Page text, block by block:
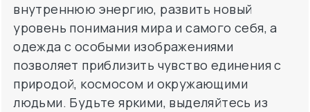
внутреннюю энергию, развить новый
уровень понимания мира и самого себя, а
одежда с особыми изображениями
позволяет приблизить чувство единения с
природой, космосом и окружающими
людьми. Будьте яркими, выделяйтесь из